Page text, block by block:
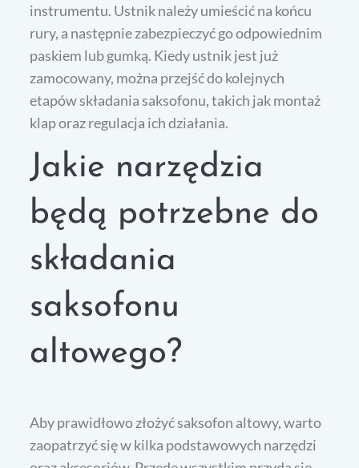
instrumentu. Ustnik należy umieścić na końcu
rury, a następnie zabezpieczyć go odpowiednim
paskiem lub gumką. Kiedy ustnik jest już
zamocowany, można przejść do kolejnych
etapów składania saksofonu, takich jak montaż
klap oraz regulacja ich działania.
Jakie narzędzia
będą potrzebne do
składania
saksofonu
altowego?
Aby prawidłowo złożyć saksofon altowy, warto
zaopatrzyć się w kilka podstawowych narzędzi